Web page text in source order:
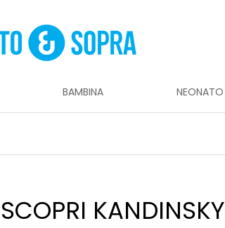
BAMBINA NEONATO
SCOPRI KANDINSKY